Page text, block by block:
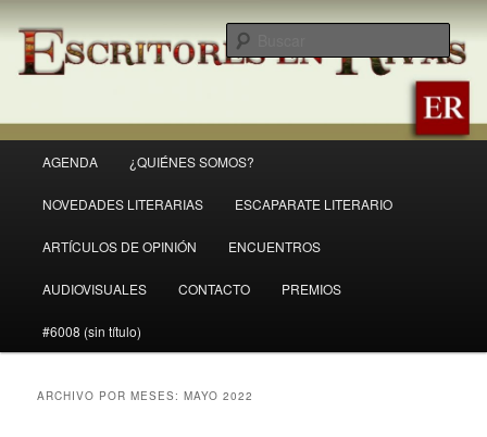
Ir
al
contenido
principal
Ir
al
contenido
secundario
Revista Escritores en Rivas
principal
AGENDA ¿QUIÉNES SOMOS?
NOVEDADES LITERARIAS ESCAPARATE LITERARIO
ARTÍCULOS DE OPINIÓN ENCUENTROS
AUDIOVISUALES CONTACTO PREMIOS
#6008 (sin título)
ARCHIVO POR MESES:MAYO 2022